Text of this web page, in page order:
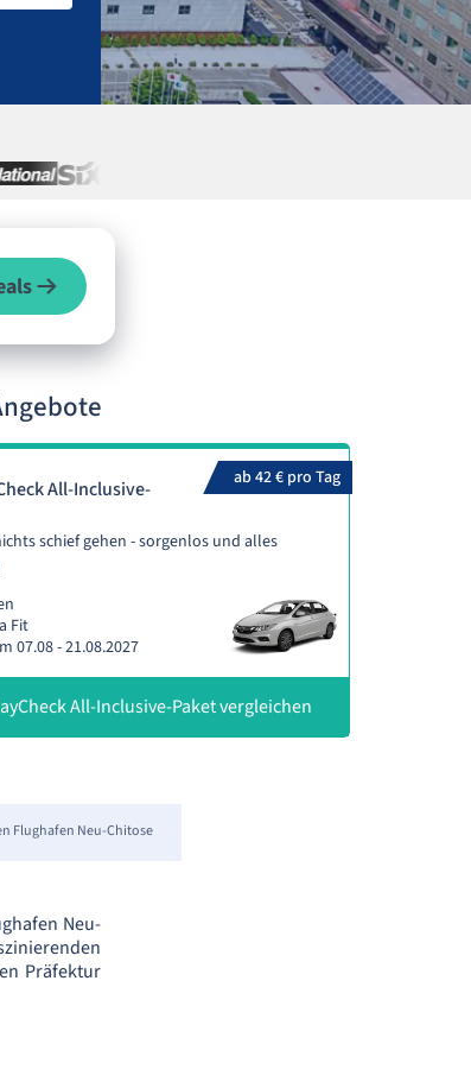
ab 42 € pro Tag
All-Inclusive-
schief gehen - sorgenlos und alles
Fit
07.08 - 21.08.2027
All-Inclusive-Paket vergleichen
Flughafen Neu-Chitose
Neu-
Präfektur